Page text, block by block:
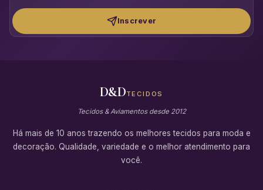
Inscrever
D&DTECIDOS
Tecidos & Aviamentos desde 2012
Há mais de 10 anos trazendo os melhores tecidos para moda e
decoração. Qualidade, variedade e o melhor atendimento para
você.